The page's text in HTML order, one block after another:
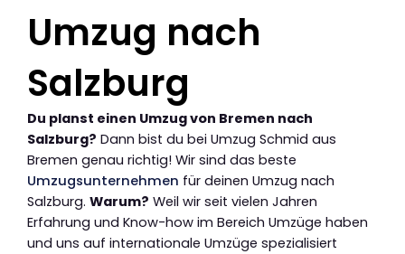
Umzug nach
Salzburg
Du planst einen Umzug von Bremen nach
Salzburg? Dann bist du bei Umzug Schmid aus
Bremen genau richtig! Wir sind das beste
Umzugsunternehmen für deinen Umzug nach
Salzburg. Warum? Weil wir seit vielen Jahren
Erfahrung und Know-how im Bereich Umzüge haben
und uns auf internationale Umzüge spezialisiert